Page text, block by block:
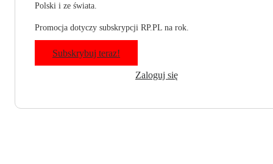
Polski i ze świata.
Promocja dotyczy subskrypcji RP.PL na rok.
Subskrybuj teraz!
Zaloguj się